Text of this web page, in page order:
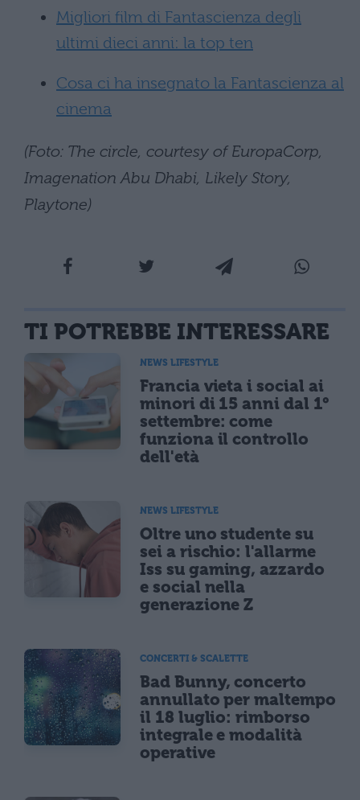
Migliori film di Fantascienza degli
ultimi dieci anni: la top ten
Cosa ci ha insegnato la Fantascienza al
cinema
(Foto: The circle, courtesy of EuropaCorp,
Imagenation Abu Dhabi, Likely Story,
Playtone)
TI POTREBBE INTERESSARE
NEWS LIFESTYLE
Francia vieta i social ai
minori di 15 anni dal 1°
settembre: come
funziona il controllo
dell'età
NEWS LIFESTYLE
Oltre uno studente su
sei a rischio: l'allarme
Iss su gaming, azzardo
e social nella
generazione Z
CONCERTI & SCALETTE
Bad Bunny, concerto
annullato per maltempo
il 18 luglio: rimborso
integrale e modalità
operative